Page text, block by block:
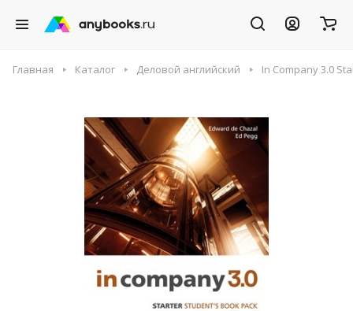
Главная Каталог Деловой английский In Company 3.0